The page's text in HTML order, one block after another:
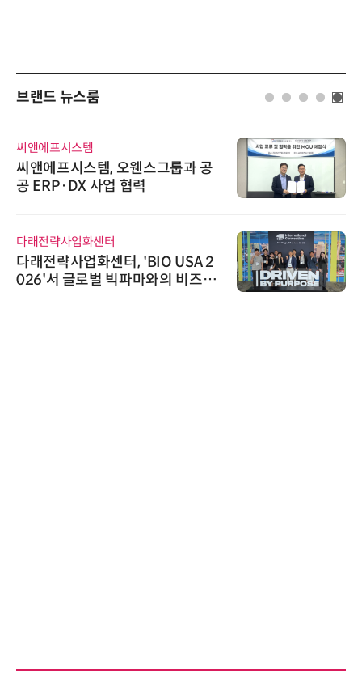
브랜드 뉴스룸
과 공
2
즈니
디에스앤지
디에스앤지, 'AI EXPO
26' 참가 성료… AI 전 생애
우르는 통합 솔루션 선봬
와이즈스톤
와이즈스톤, 에이데이타
수집 데이터'에 DQ인증 최고